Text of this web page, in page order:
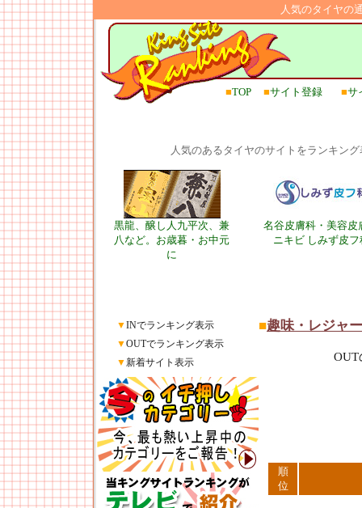
人気のタイヤの
■TOP ■サイト登録 ■サ
人気のあるタイヤのサイトをランキン
黒龍、醸し人九平次、兼
八など。お歳暮・お中元
に
名谷皮膚科・美容皮
ニキビ しみず皮フ
▼INでランキング表示
▼OUTでランキング表示
▼新着サイト表示
■趣味・レジャー
OUT
順
位